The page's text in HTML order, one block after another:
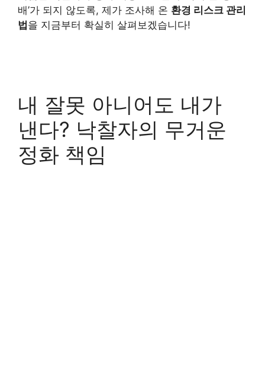
배’가 되지 않도록, 제가 조사해 온 환경 리스크 관리
법 을 지금부터 확실히 살펴보겠습니다!
내 잘못 아니어도 내가
낸다? 낙찰자의 무거운
정화 책임